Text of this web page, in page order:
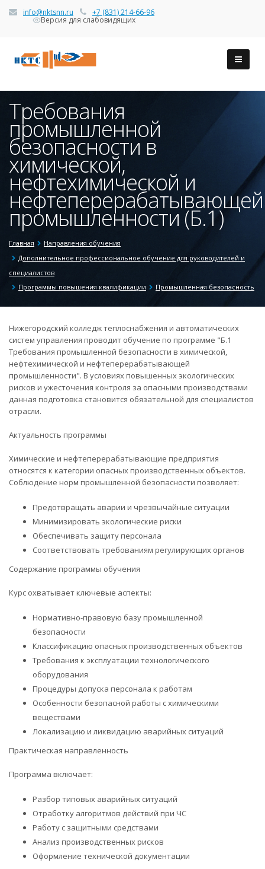
info@nktsnn.ru +7 (831) 214-66-96
Версия для слабовидящих
Требования
промышленной
безопасности в
химической,
нефтехимической и
нефтеперерабатывающей
промышленности (Б.1)
Главная
Направления обучения
Дополнительное профессиональное обучение для руководителей и
специалистов
Программы повышения квалификации
Промышленная безопасность
Нижегородский колледж теплоснабжения и автоматических
систем управления проводит обучение по программе "Б.1
Требования промышленной безопасности в химической,
нефтехимической и нефтеперерабатывающей
промышленности". В условиях повышенных экологических
рисков и ужесточения контроля за опасными производствами
данная подготовка становится обязательной для специалистов
отрасли.
Актуальность программы
Химические и нефтеперерабатывающие предприятия
относятся к категории опасных производственных объектов.
Соблюдение норм промышленной безопасности позволяет:
Предотвращать аварии и чрезвычайные ситуации
Минимизировать экологические риски
Обеспечивать защиту персонала
Соответствовать требованиям регулирующих органов
Содержание программы обучения
Курс охватывает ключевые аспекты:
Нормативно-правовую базу промышленной
безопасности
Классификацию опасных производственных объектов
Требования к эксплуатации технологического
оборудования
Процедуры допуска персонала к работам
Особенности безопасной работы с химическими
веществами
Локализацию и ликвидацию аварийных ситуаций
Практическая направленность
Программа включает:
Разбор типовых аварийных ситуаций
Отработку алгоритмов действий при ЧС
Работу с защитными средствами
Анализ производственных рисков
Оформление технической документации